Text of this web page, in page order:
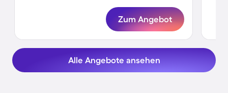
Zum Angebot
Alle Angebote ansehen